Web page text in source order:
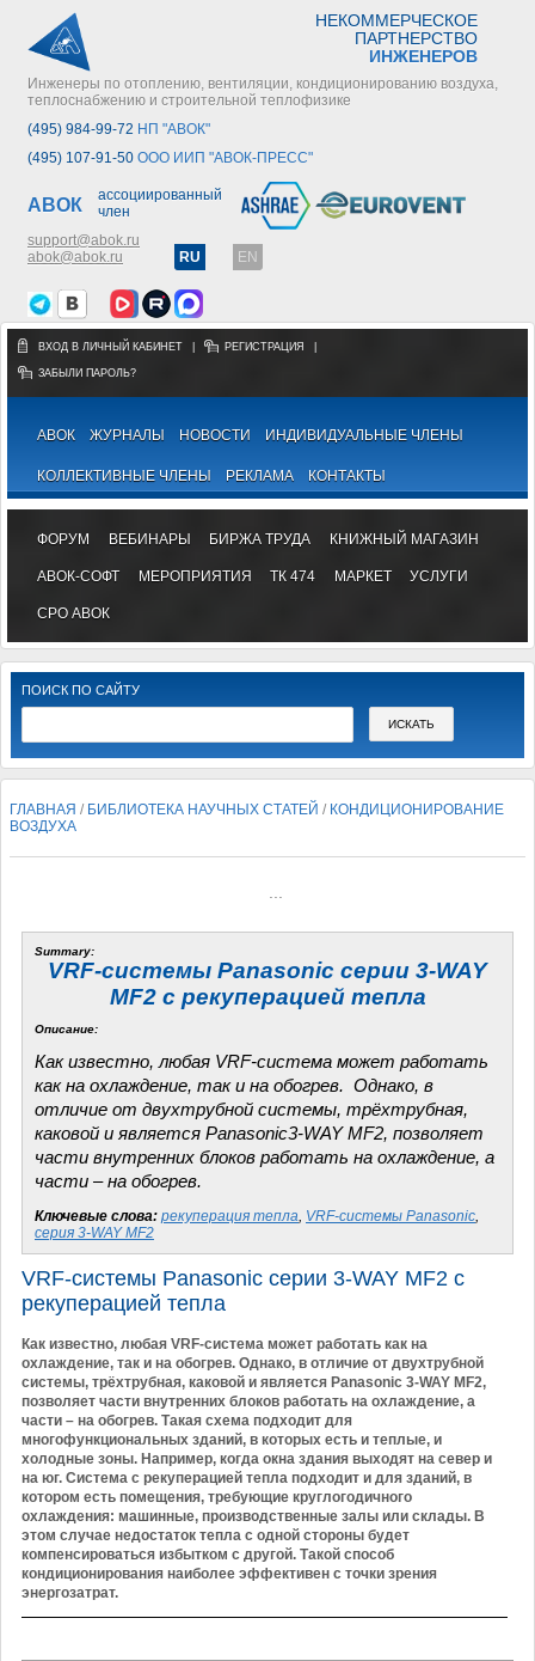
НЕКОММЕРЧЕСКОЕ
ПАРТНЕРСТВО
ИНЖЕНЕРОВ
Инженеры по отоплению, вентиляции, кондиционированию воздуха,
теплоснабжению и строительной теплофизике
(495) 984-99-72 НП "АВОК"
(495) 107-91-50 ООО ИИП "АВОК-ПРЕСС"
АВОК
ассоциированный
член
support@abok.ru
abok@abok.ru
RU EN
ВХОД В ЛИЧНЫЙ КАБИНЕТ РЕГИСТРАЦИЯ
ЗАБЫЛИ ПАРОЛЬ?
АВОК ЖУРНАЛЫ НОВОСТИ ИНДИВИДУАЛЬНЫЕ ЧЛЕНЫ
КОЛЛЕКТИВНЫЕ ЧЛЕНЫ РЕКЛАМА КОНТАКТЫ
ФОРУМ ВЕБИНАРЫ БИРЖА ТРУДА КНИЖНЫЙ МАГАЗИН
АВОК-СОФТ МЕРОПРИЯТИЯ ТК 474 МАРКЕТ УСЛУГИ
СРО АВОК
ПОИСК ПО САЙТУ
ГЛАВНАЯ / БИБЛИОТЕКА НАУЧНЫХ СТАТЕЙ / КОНДИЦИОНИРОВАНИЕ
ВОЗДУХА
Summary:
VRF-системы Panasonic серии 3-WAY
MF2 с рекуперацией тепла
Описание:
Как известно, любая VRF-система может работать
как на охлаждение, так и на обогрев. Однако, в
отличие от двухтрубной системы, трёхтрубная,
каковой и является Panasonic3-WAY MF2, позволяет
части внутренних блоков работать на охлаждение, а
части – на обогрев.
Ключевые слова: рекуперация тепла, VRF-системы Panasonic,
серия 3-WAY MF2
VRF-системы Panasonic серии 3-WAY MF2 с
рекуперацией тепла
Как известно, любая VRF-система может работать как на
охлаждение, так и на обогрев. Однако, в отличие от двухтрубной
системы, трёхтрубная, каковой и является Panasonic 3-WAY MF2,
позволяет части внутренних блоков работать на охлаждение, а
части – на обогрев. Такая схема подходит для
многофункциональных зданий, в которых есть и теплые, и
холодные зоны. Например, когда окна здания выходят на север и
на юг. Система с рекуперацией тепла подходит и для зданий, в
котором есть помещения, требующие круглогодичного
охлаждения: машинные, производственные залы или склады. В
этом случае недостаток тепла с одной стороны будет
компенсироваться избытком с другой. Такой способ
кондиционирования наиболее эффективен с точки зрения
энергозатрат.